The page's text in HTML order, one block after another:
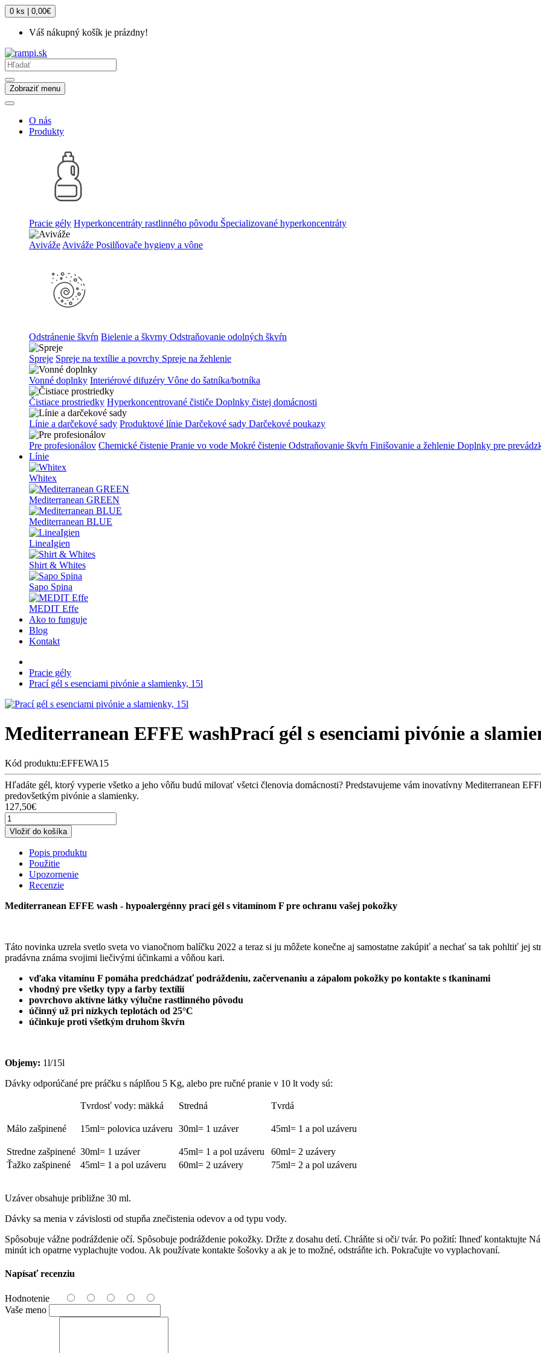
0 ks | 0,00€
Váš nákupný košík je prázdny!
Zobraziť menu
O nás
Produkty
Pracie gély Hyperkoncentráty rastlinného pôvodu Špecializované hyperkoncentráty
Aviváže Aviváže Posilňovače hygieny a vône
Odstránenie škvŕn Bielenie a škvrny Odstraňovanie odolných škvŕn
Spreje Spreje na textílie a povrchy Spreje na žehlenie
Vonné doplnky Interiérové difuzéry Vône do šatníka/botníka
Čistiace prostriedky Hyperkoncentrované čističe Doplnky čistej domácnosti
Línie a darčekové sady Produktové línie Darčekové sady Darčekové poukazy
Pre profesionálov Chemické čistenie Pranie vo vode Mokré čistenie Odstraňovanie škvŕn Finišovanie a žehlenie Doplnky pre
Línie
Whitex
Mediterranean GREEN
Mediterranean BLUE
LineaIgien
Shirt & Whites
Sapo Spina
MEDIT Effe
Ako to funguje
Blog
Kontakt
Pracie gély
Prací gél s esenciami pivónie a slamienky, 15l
Mediterranean EFFE washPrací gél s esenciami pivónie a
Kód produktu:EFFEWA15
Hľadáte gél, ktorý vyperie všetko a jeho vôňu budú milovať všetci členovia domácnosti? Predstavujeme vám inovatívny Mediterranean
predovšetkým pivónie a slamienky.
127,50€
Vložiť do košíka
Popis produktu
Použitie
Upozornenie
Recenzie
Mediterranean EFFE wash - hypoalergénny prací gél s vitamínom F pre ochranu vašej pokožky
Táto novinka uzrela svetlo sveta vo vianočnom balíčku 2022 a teraz si ju môžete konečne aj samostatne zakúpiť a nechať sa tak pohltiť jej
pradávna známa svojimi liečivými účinkami a vôňou kari.
vďaka vitamínu F pomáha predchádzať podráždeniu, začervenaniu a zápalom pokožky po kontakte s tkaninami
vhodný pre všetky typy a farby textílií
povrchovo aktívne látky výlučne rastlinného pôvodu
účinný už pri nízkych teplotách od 25°C
účinkuje proti všetkým druhom škvŕn
Objemy: 1l/15l
Dávky odporúčané pre práčku s náplňou 5 Kg, alebo pre ručné pranie v 10 lt vody sú:
Tvrdosť vody: mäkká Stredná Tvrdá
Málo zašpinené 15ml= polovica uzáveru 30ml= 1 uzáver 45ml= 1 a pol uzáveru
Stredne zašpinené 30ml= 1 uzáver 45ml= 1 a pol uzáveru
60ml= 2 uzávery
Ťažko zašpinené
45ml= 1 a pol uzáveru 60ml= 2 uzávery 75ml= 2 a pol uzáveru
Uzáver obsahuje približne 30 ml.
Dávky sa menia v závislosti od stupňa znečistenia odevov a od typu vody.
Spôsobuje vážne podráždenie očí. Spôsobuje podráždenie pokožky. Držte z dosahu detí. Chráňte si oči/ tvár. Po požití: Ihneď kontaktujte
minút ich opatrne vyplachujte vodou. Ak používate kontakte šošovky a ak je to možné, odstráňte ich. Pokračujte vo vyplachovaní.
Napísať recenziu
Hodnotenie
Vaše meno